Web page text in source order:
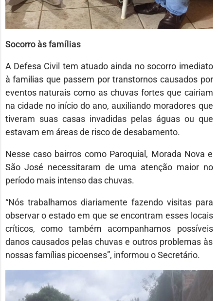
Socorro às famílias
A Defesa Civil tem atuado ainda no socorro imediato
à familias que passem por transtornos causados por
eventos naturais como as chuvas fortes que cairiam
na cidade no início do ano, auxiliando moradores que
tiveram suas casas invadidas pelas águas ou que
estavam em áreas de risco de desabamento.
Nesse caso bairros como Paroquial, Morada Nova e
São José necessitaram de uma atenção maior no
período mais intenso das chuvas.
“Nós trabalhamos diariamente fazendo visitas para
observar o estado em que se encontram esses locais
críticos, como também acompanhamos possíveis
danos causados pelas chuvas e outros problemas às
nossas famílias picoenses”, informou o Secretário.